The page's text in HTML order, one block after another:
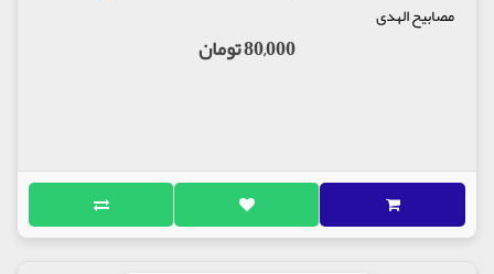
مصابیح الهدی
80,000 تومان